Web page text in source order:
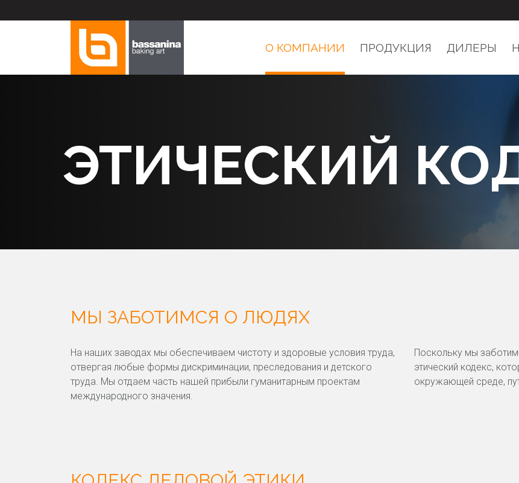
О КОМПАНИИ ПРОДУКЦИЯ ДИЛЕРЫ
ЭТИЧЕСКИЙ
МЫ ЗАБОТИМСЯ О ЛЮДЯХ
На наших заводах мы обеспечиваем чистоту и здоровые условия труда,
отвергая любые формы дискриминации, преследования и детского
труда. Мы отдаем часть нашей прибыли гуманитарным проектам
международного значения.
Поскольку мы
этический кодекс,
окружающей среде,